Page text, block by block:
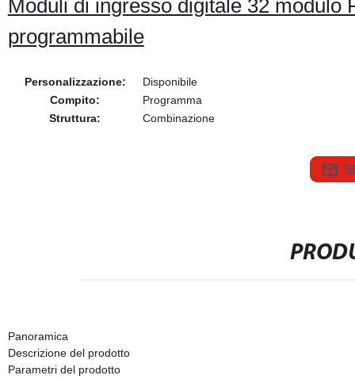
Moduli di ingresso digitale 32
programmabile
Personalizzazione:
Disponibile
Compito:
Programma
Struttura:
Combinazione
Panoramica
Descrizione del prodotto
Parametri del prodotto